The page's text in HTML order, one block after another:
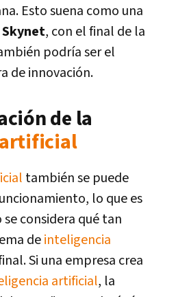
Esto suena como una
Skynet, con el final de la
podría ser el
de innovación.
de la
también se puede
lo que es
considera qué tan
deinteligencia
Si una empresa crea
artificial, la